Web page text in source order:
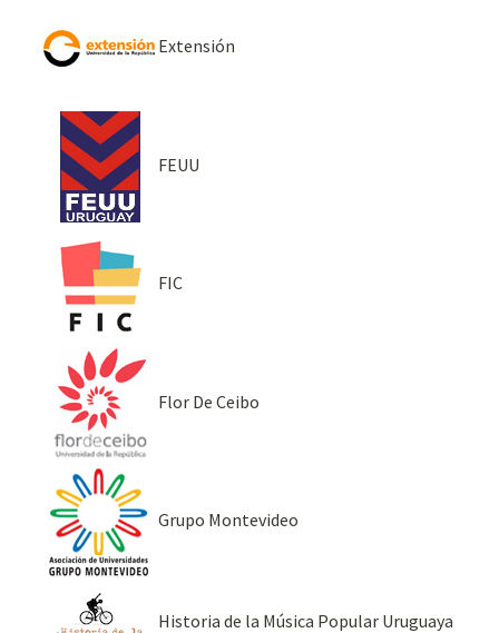
Extensión
FEUU
FIC
Flor De Ceibo
Grupo Montevideo
Historia de la Música Popular Uruguaya